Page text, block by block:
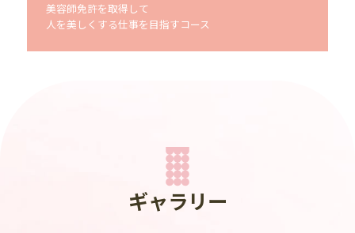
美容師免許を取得して
人を美しくする仕事を目指すコース
ギャラリー